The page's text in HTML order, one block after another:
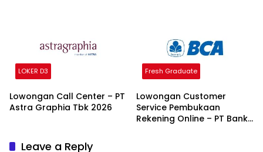
LOKER D3
Lowongan Call Center – PT
Astra Graphia Tbk 2026
Fresh Graduate
Lowongan Customer
Service Pembukaan
Rekening Online – PT Bank
Leave a Reply